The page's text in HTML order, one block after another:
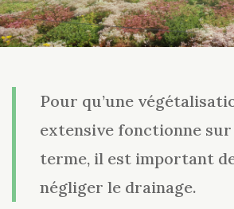
Pour qu’une
extensive fonctionne
terme, il est important
négliger le drainage.